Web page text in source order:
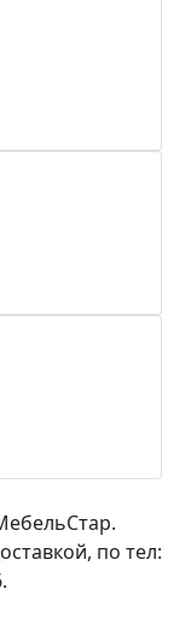
по тел: